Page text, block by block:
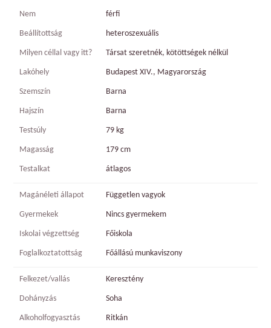
Nem férfi
Beállítottság heteroszexuális
Milyen céllal vagy itt? Társat szeretnék, kötöttségek nélkül
Lakóhely Budapest XIV., Magyarország
Szemszín Barna
Hajszín Barna
Testsúly 79 kg
Magasság 179 cm
Testalkat átlagos
Magánéleti állapot Független vagyok
Gyermekek Nincs gyermekem
Iskolai végzettség Főiskola
Foglalkoztatottság Főállású munkaviszony
Felkezet/vallás Keresztény
Dohányzás Soha
Alkoholfogyasztás Ritkán